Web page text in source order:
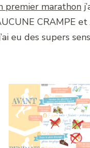
premier marathon
CRAMPE
eu des supers